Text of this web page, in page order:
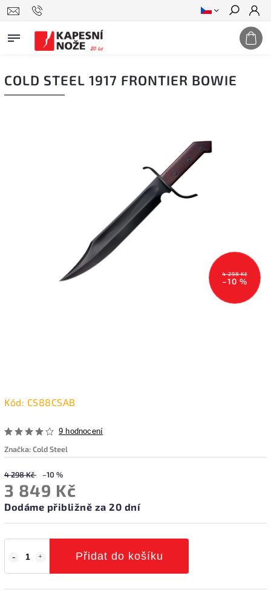
Hledat
COLD STEEL 1917 FRONTIER BOWIE
4 298 Kč
–10 %
Kód: CS88CSAB
9 hodnocení
Značka:Cold Steel
4 298 Kč –10 %
3 849 Kč
Dodáme přibližně za 20 dní
Přidat do košíku